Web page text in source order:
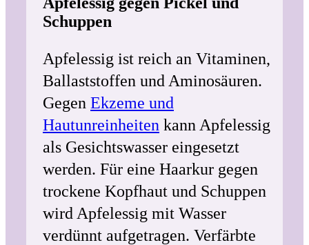
Schuppen
Apfelessig ist reich an Vitaminen,
Ballaststoffen und Aminosäuren.
Gegen Ekzeme und
Hautunreinheiten kann Apfelessig
als Gesichtswasser eingesetzt
werden. Für eine Haarkur gegen
trockene Kopfhaut und Schuppen
wird Apfelessig mit Wasser
verdünnt aufgetragen. Verfärbte